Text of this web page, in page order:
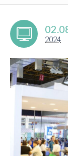
2024